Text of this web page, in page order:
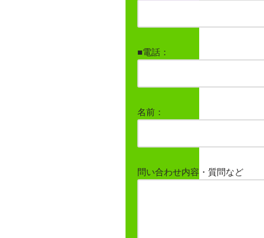
■電話：
名前：
問い合わせ内容・質問など